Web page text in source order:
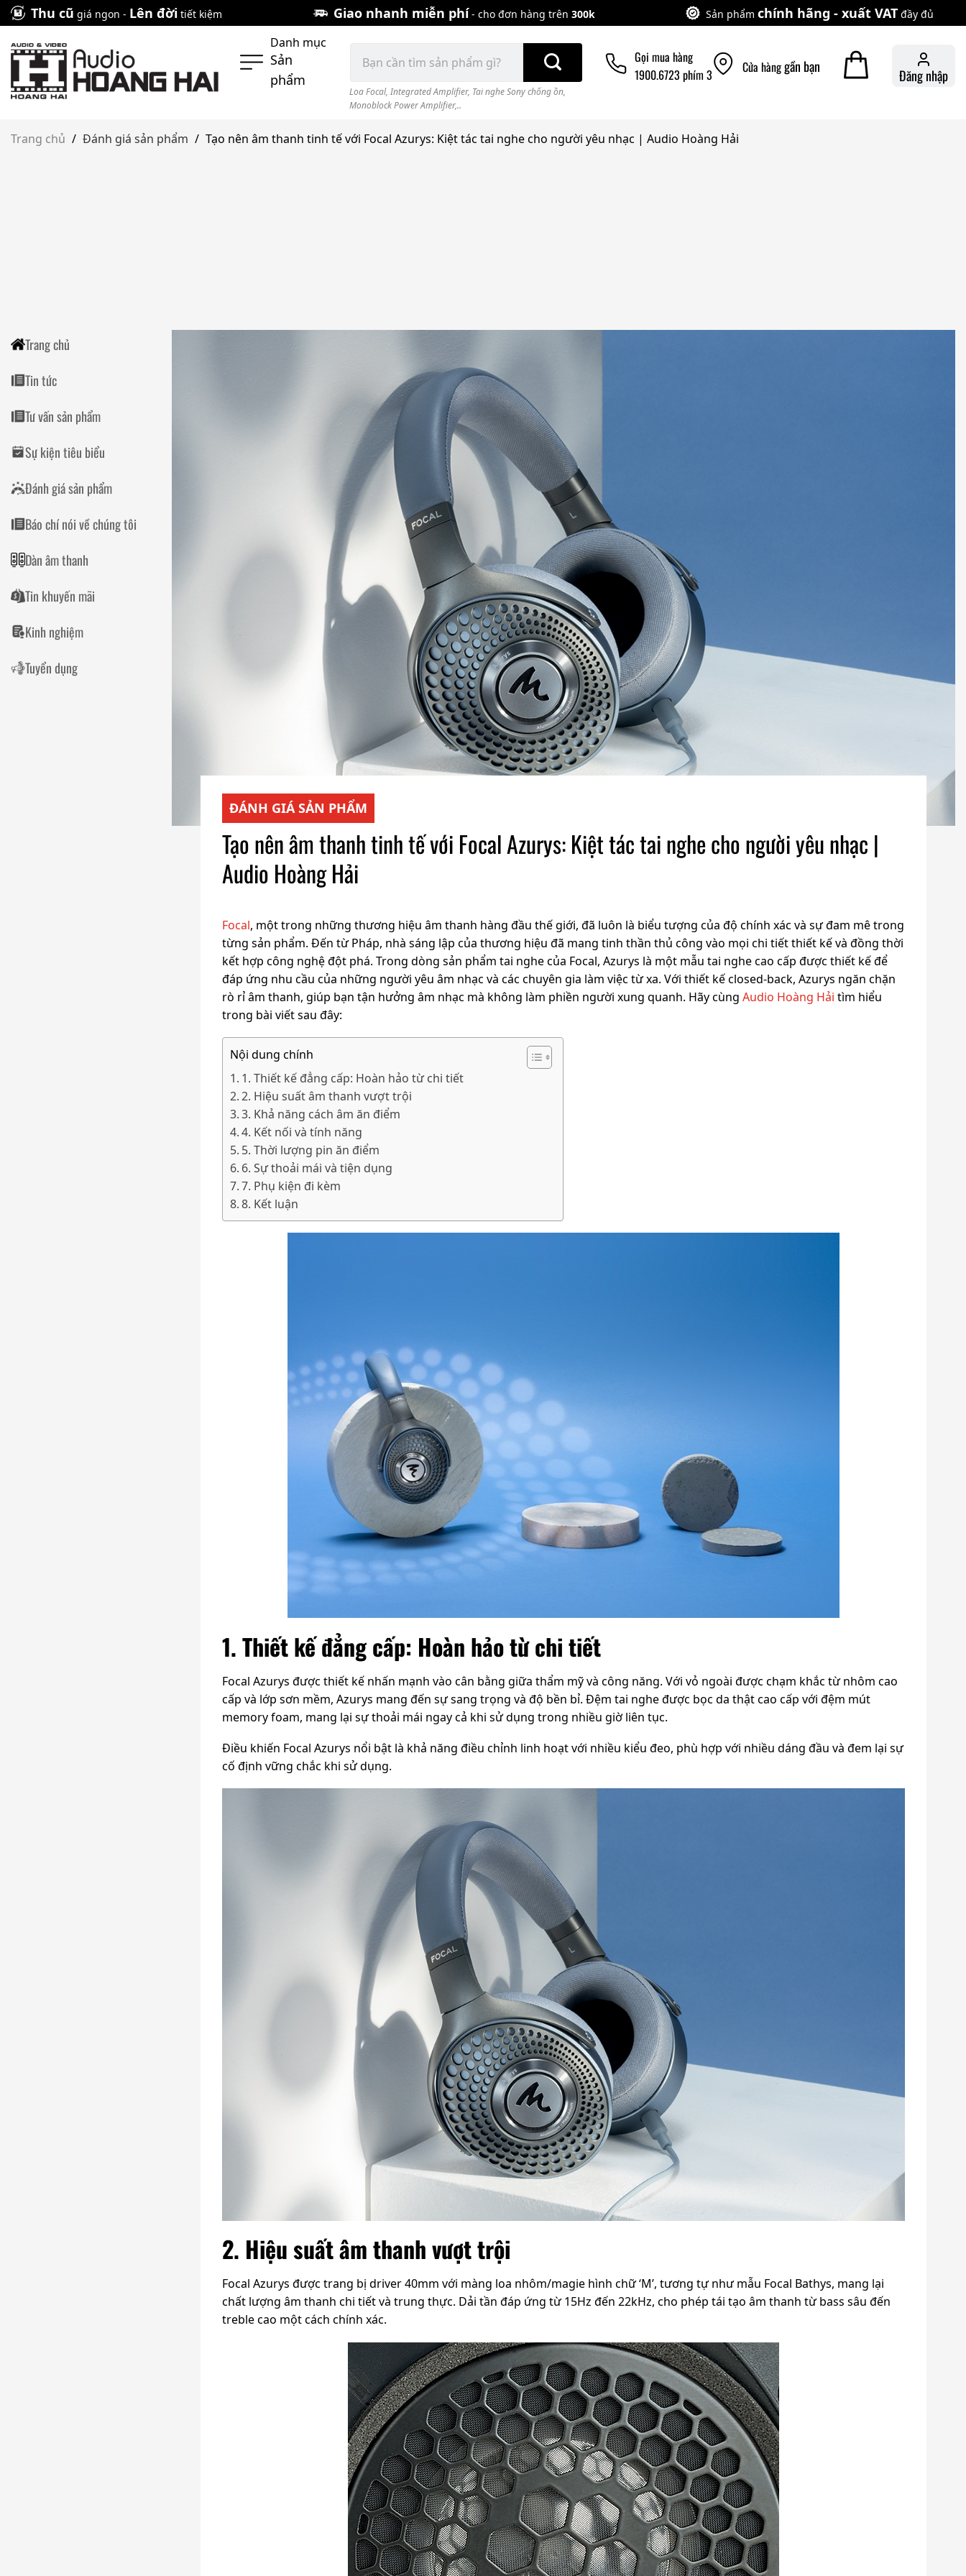
Skip
to
content
Thu cũ giá ngon - Lên đời tiết kiệm Giao nhanh miễn phí- cho đơn hàng trên 300k Sản phẩm chính hãng - xuất VAT đầy đủ
Danh mục
Sản
phẩm
kiếm:
Loa Focal, Integrated Amplifier, Tai nghe Sony chống ồn,
Monoblock Power Amplifier,..
Gọi mua hàng
1900.6723 phím 3
Cửa hànggần bạn Đăng nhập
Trang chủ / Đánh giá sản phẩm / Tạo nên âm thanh tinh tế với Focal Azurys: Kiệt tác tai nghe cho người yêu nhạc | Audio Hoàng Hải
Trang chủ
Tin tức
Tư vấn sản phẩm
Sự kiện tiêu biểu
Đánh giá sản phẩm
Báo chí nói về chúng tôi
Dàn âm thanh
Tin khuyến mãi
Kinh nghiệm
Tuyển dụng
ĐÁNH GIÁ SẢN PHẨM
Tạo nên âm thanh tinh tế với Focal Azurys: Kiệt tác tai nghe cho người yêu nhạc |
Audio Hoàng Hải
Focal, một trong những thương hiệu âm thanh hàng đầu thế giới, đã luôn là biểu tượng của độ chính xác và sự đam mê trong
từng sản phẩm. Đến từ Pháp, nhà sáng lập của thương hiệu đã mang tinh thần thủ công vào mọi chi tiết thiết kế và đồng thời
kết hợp công nghệ đột phá. Trong dòng sản phẩm tai nghe của Focal, Azurys là một mẫu tai nghe cao cấp được thiết kế để
đáp ứng nhu cầu của những người yêu âm nhạc và các chuyên gia làm việc từ xa. Với thiết kế closed-back, Azurys ngăn chặn
rò rỉ âm thanh, giúp bạn tận hưởng âm nhạc mà không làm phiền người xung quanh. Hãy cùng Audio Hoàng Hải tìm hiểu
trong bài viết sau đây:
Nội dung chính
1. Thiết kế đẳng cấp: Hoàn hảo từ chi tiết
2. Hiệu suất âm thanh vượt trội
3. Khả năng cách âm ăn điểm
4. Kết nối và tính năng
5. Thời lượng pin ăn điểm
6. Sự thoải mái và tiện dụng
7. Phụ kiện đi kèm
8. Kết luận
1. Thiết kế đẳng cấp: Hoàn hảo từ chi tiết
Focal Azurys được thiết kế nhấn mạnh vào cân bằng giữa thẩm mỹ và công năng. Với vỏ ngoài được chạm khắc từ nhôm cao
cấp và lớp sơn mềm, Azurys mang đến sự sang trọng và độ bền bỉ. Đệm tai nghe được bọc da thật cao cấp với đệm mút
memory foam, mang lại sự thoải mái ngay cả khi sử dụng trong nhiều giờ liên tục.
Điều khiến Focal Azurys nổi bật là khả năng điều chỉnh linh hoạt với nhiều kiểu đeo, phù hợp với nhiều dáng đầu và đem lại sự
cố định vững chắc khi sử dụng.
2. Hiệu suất âm thanh vượt trội
Focal Azurys được trang bị driver 40mm với màng loa nhôm/magie hình chữ ‘M’, tương tự như mẫu Focal Bathys, mang lại
chất lượng âm thanh chi tiết và trung thực. Dải tần đáp ứng từ 15Hz đến 22kHz, cho phép tái tạo âm thanh từ bass sâu đến
treble cao một cách chính xác.